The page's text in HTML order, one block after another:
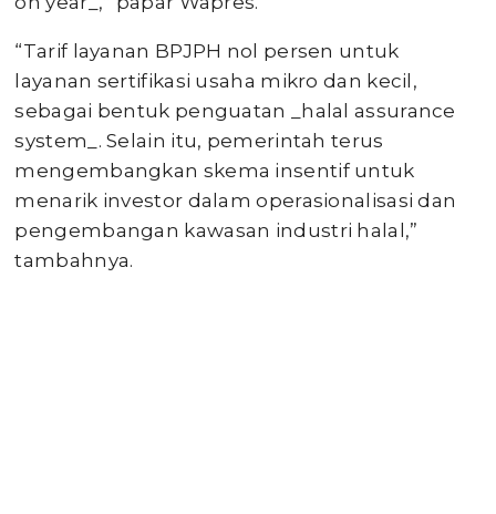
“Tarif layanan BPJPH nol persen untuk
layanan sertifikasi usaha mikro dan kecil,
sebagai bentuk penguatan _halal assurance
system_. Selain itu, pemerintah terus
mengembangkan skema insentif untuk
menarik investor dalam operasionalisasi dan
pengembangan kawasan industri halal,”
tambahnya.